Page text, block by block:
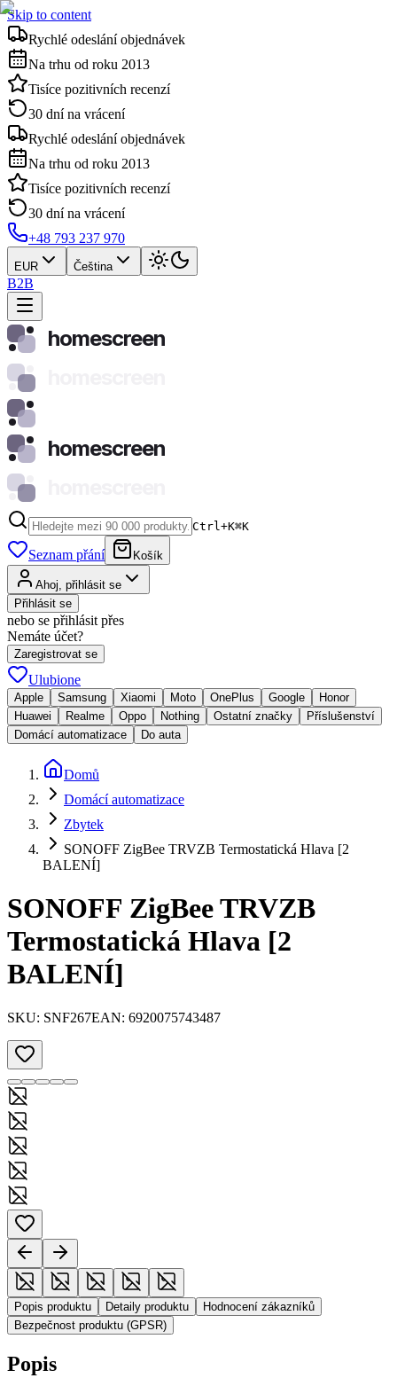
Skip to content
Rychlé odeslání objednávek
Na trhu od roku 2013
Tisíce pozitivních recenzí
30 dní na vrácení
Rychlé odeslání objednávek
Na trhu od roku 2013
Tisíce pozitivních recenzí
30 dní na vrácení
+48 793 237 970
EUR Čeština
B2B
homescreen
homescreen
Ctrl+K⌘K
Seznam přání Košík
Ahoj, přihlásit se
Přihlásit se
nebo se přihlásit přes
Nemáte účet?
Zaregistrovat se
Ulubione
Apple Samsung Xiaomi Moto OnePlus Google
Honor
Huawei
Realme Oppo Nothing Ostatní značky
Příslušenství
Domácí automatizace
Do auta
Domů
Domácí automatizace
Zbytek
SONOFF ZigBee TRVZB Termostatická Hlava [2
BALENÍ]
SONOFF ZigBee TRVZB
Termostatická Hlava [2
BALENÍ]
SKU: SNF267EAN: 6920075743487
Popis produktu Detaily produktu
Hodnocení zákazníků
Bezpečnost produktu (GPSR)
Popis